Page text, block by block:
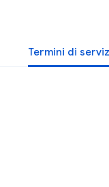
Termini di